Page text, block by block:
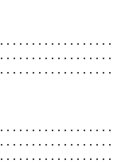
. . . . . . . . . . . . . . . . .
. . . . . . . . . . . . . . . . .
. . . . . . . . . . . . . . . . .
. . . . . . . . . . . . . . . . .
. . . . . . . . . . . . . . . . .
. . . . . . . . . . . . . . . . .